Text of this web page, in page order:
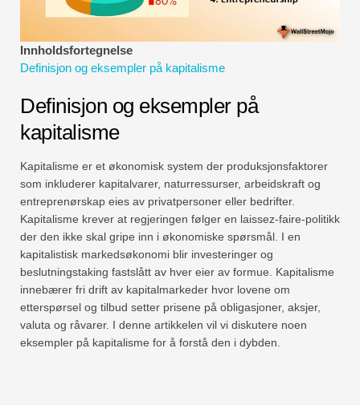
Økonomiske modelleringsveiledninger
Fullstendig format
Innholdsfortegnelse
Definisjon og eksempler på kapitalisme
Definisjon og eksempler på
kapitalisme
Kapitalisme er et økonomisk system der produksjonsfaktorer
som inkluderer kapitalvarer, naturressurser, arbeidskraft og
entreprenørskap eies av privatpersoner eller bedrifter.
Kapitalisme krever at regjeringen følger en laissez-faire-politikk
der den ikke skal gripe inn i økonomiske spørsmål. I en
kapitalistisk markedsøkonomi blir investeringer og
beslutningstaking fastslått av hver eier av formue. Kapitalisme
innebærer fri drift av kapitalmarkeder hvor lovene om
etterspørsel og tilbud setter prisene på obligasjoner, aksjer,
valuta og råvarer. I denne artikkelen vil vi diskutere noen
eksempler på kapitalisme for å forstå den i dybden.